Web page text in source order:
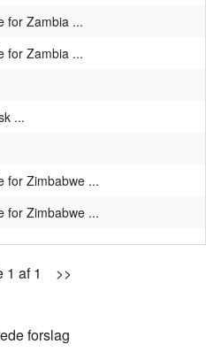
for Zambia ...
for Zambia ...
...
for Zimbabwe ...
for Zimbabwe ...
1 af 1 >>
forslag